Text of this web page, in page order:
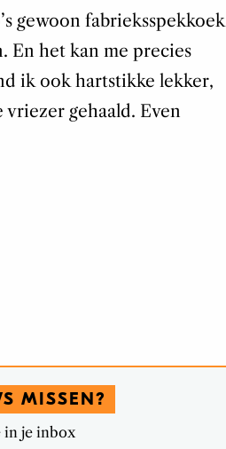
gewoon fabrieksspekkoek
En het kan me precies
ik ook hartstikke lekker,
gehaald. Even
MISSEN?
in je inbox